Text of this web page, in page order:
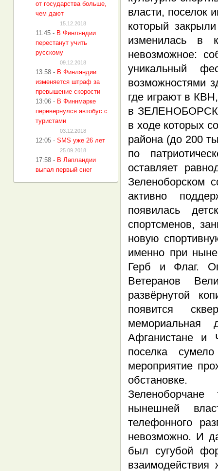
власти, поселок
который
изменилась в
невозможное:
уникальный
возможностями
где играют в
в
в ходе которых
района (до 200
по
оставляет
Зеленоборском
активно
появилась
спортсменов,
новую
именно при
Герб и Флаг.
Ветеранов
развёрнутой
появится
Афганистане и
поселка
мероприятие
обстановке.
нынешней
телефонного
невозможно. И
был сугубой
от государства больше,
чем дают
15.12.2018
11:45 - В Финляндии
перестанут учить
русскому
09.12.2018
13:58 - В Финляндии
изменяется штраф за
превышение скорости
13:06 - В Финнмарке
перевернулся автобус с
туристами
03.12.2018
12:05 - SMS уже 26 лет
25.09.2018
17:58 - В Лапландии
выпал первый снег